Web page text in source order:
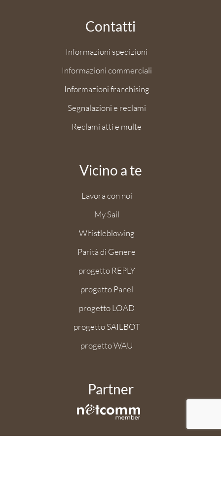
Contatti
Informazioni spedizioni
Informazioni commerciali
Informazioni franchising
Segnalazioni e reclami
Reclami atti e multe
Vicino a te
Lavora con noi
My Sail
Whistleblowing
Parità di Genere
progetto REPLY
progetto Panel
progetto LOAD
progetto SAILBOT
progetto WAU
Partner